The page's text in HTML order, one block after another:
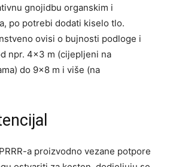
gnojidbu organskim i
po potrebi dodati kiselo tlo.
ovisi o bujnosti podloge i
npr. 4×3 m (cijepljeni na
do 9×8 m i više (na
a proizvodno vezane potpore